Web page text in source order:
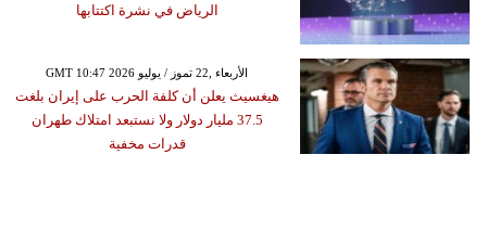
الرياض في نشرة اكتتابها
GMT 10:47 2026 الأربعاء ,22 تموز / يوليو
هيغسيث يعلن أن كلفة الحرب على إيران بلغت
37.5 مليار دولار ولا نستبعد امتلاك طهران
قدرات مخفية